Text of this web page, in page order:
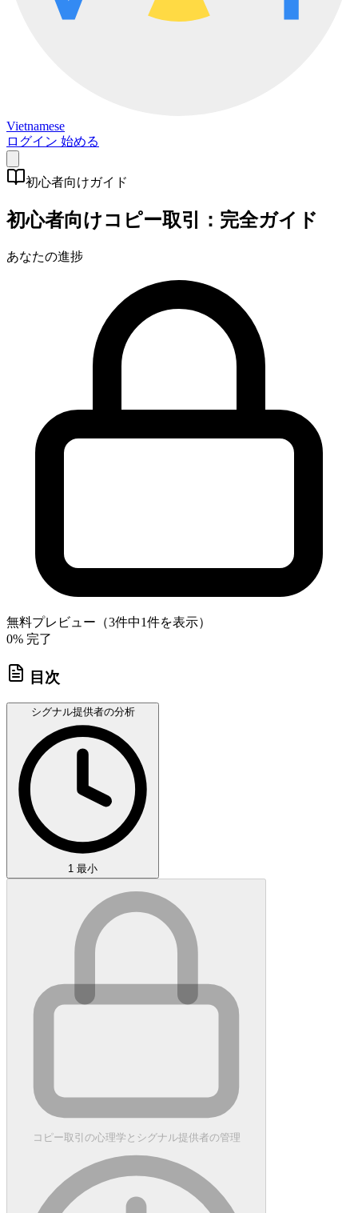
Vietnamese
ログイン 始める
初心者向けガイド
初心者向けコピー取引：完全ガイド
あなたの進捗
無料プレビュー（3件中1件を表示）
0% 完了
目次
シグナル提供者の分析
1 最小